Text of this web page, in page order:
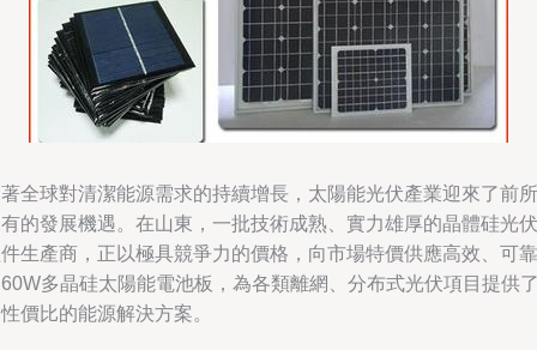
全球對清潔能源需求的持續增長，太陽能光伏產業迎來了前所
的發展機遇。在山東，一批技術成熟、實力雄厚的晶體硅光伏
生產商，正以極具競爭力的價格，向市場特價供應高效、可靠
多晶硅太陽能電池板，為各類離網、分布式光伏項目提供
價比的能源解決方案。